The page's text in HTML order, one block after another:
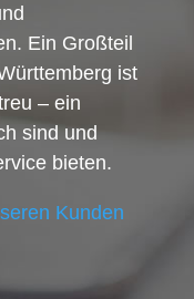
Ein Großteil
ist
– ein
sind und
bieten.
Kunden